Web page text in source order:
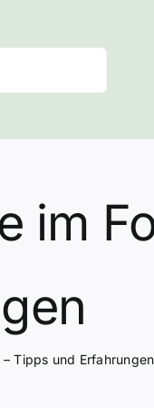
im
Tipps und Erfahrungen